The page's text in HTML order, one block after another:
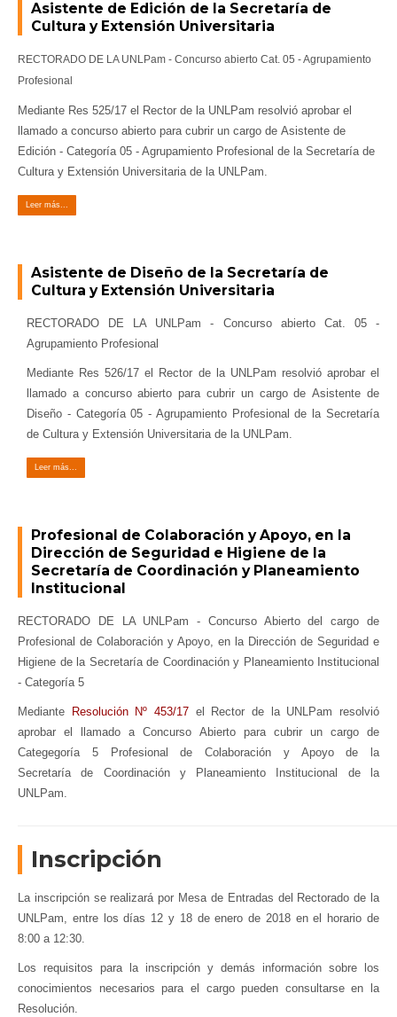
Asistente de Edición de la Secretaría de
Cultura y Extensión Universitaria
RECTORADO DE LA UNLPam - Concurso abierto Cat. 05 - Agrupamiento
Profesional
Mediante Res 525/17 el Rector de la UNLPam resolvió aprobar el
llamado a concurso abierto para cubrir un cargo de Asistente de
Edición - Categoría 05 - Agrupamiento Profesional de la Secretaría de
Cultura y Extensión Universitaria de la UNLPam.
Leer más...
Asistente de Diseño de la Secretaría de
Cultura y Extensión Universitaria
RECTORADO DE LA UNLPam - Concurso abierto Cat. 05 -
Agrupamiento Profesional
Mediante Res 526/17 el Rector de la UNLPam resolvió aprobar el
llamado a concurso abierto para cubrir un cargo de Asistente de
Diseño - Categoría 05 - Agrupamiento Profesional de la Secretaría
de Cultura y Extensión Universitaria de la UNLPam.
Leer más...
Profesional de Colaboración y Apoyo, en la
Dirección de Seguridad e Higiene de la
Secretaría de Coordinación y Planeamiento
Institucional
RECTORADO DE LA UNLPam - Concurso Abierto del cargo de
Profesional de Colaboración y Apoyo, en la Dirección de Seguridad e
Higiene de la Secretaría de Coordinación y Planeamiento Institucional
- Categoría 5
Mediante Resolución Nº 453/17 el Rector de la UNLPam resolvió
aprobar el llamado a Concurso Abierto para cubrir un cargo de
Categegoría 5 Profesional de Colaboración y Apoyo de la
Secretaría de Coordinación y Planeamiento Institucional de la
UNLPam.
Inscripción
La inscripción se realizará por Mesa de Entradas del Rectorado de la
UNLPam, entre los días 12 y 18 de enero de 2018 en el horario de
8:00 a 12:30.
Los requisitos para la inscripción y demás información sobre los
conocimientos necesarios para el cargo pueden consultarse en la
Resolución.